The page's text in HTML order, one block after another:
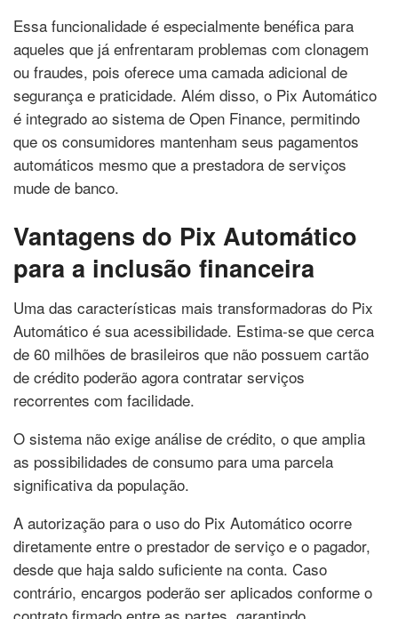
Essa funcionalidade é especialmente benéfica para
aqueles que já enfrentaram problemas com clonagem
ou fraudes, pois oferece uma camada adicional de
segurança e praticidade. Além disso, o Pix Automático
é integrado ao sistema de Open Finance, permitindo
que os consumidores mantenham seus pagamentos
automáticos mesmo que a prestadora de serviços
mude de banco.
Vantagens do Pix Automático
para a inclusão financeira
Uma das características mais transformadoras do Pix
Automático é sua acessibilidade. Estima-se que cerca
de 60 milhões de brasileiros que não possuem cartão
de crédito poderão agora contratar serviços
recorrentes com facilidade.
O sistema não exige análise de crédito, o que amplia
as possibilidades de consumo para uma parcela
significativa da população.
A autorização para o uso do Pix Automático ocorre
diretamente entre o prestador de serviço e o pagador,
desde que haja saldo suficiente na conta. Caso
contrário, encargos poderão ser aplicados conforme o